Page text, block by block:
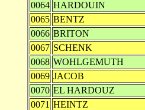
0064 HARDOUIN
0065 BENTZ
0066 BRITON
0067 SCHENK
0068 WOHLGEMUTH
0069 JACOB
0070 EL HARDOUZ
0071 HEINTZ